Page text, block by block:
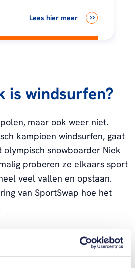
Lees hier meer
is windsurfen?
maar ook weer niet.
kampioen windsurfen, gaat
snowboarder Niek
proberen ze elkaars sport
veel vallen en opstaan.
van SportSwap hoe het